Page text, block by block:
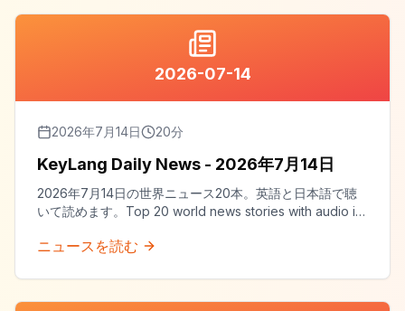
2026-07-14
2026年7月14日 20分
KeyLang Daily News - 2026年7月14日
2026年7月14日の世界ニュース20本。英語と日本語で聴
いて読めます。Top 20 world news stories with audio in
ニュースを読む